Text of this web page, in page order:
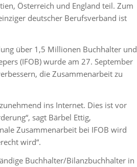
Österreich und England teil. Zum
deutscher Berufsverband ist
über 1,5 Millionen Buchhalter und
(IFOB) wurde am 27. September
die Zusammenarbeit zu
ins Internet. Dies ist vor
sagt Bärbel Ettig,
Zusammenarbeit bei IFOB wird
wird“.
Buchhalter/Bilanzbuchhalter in